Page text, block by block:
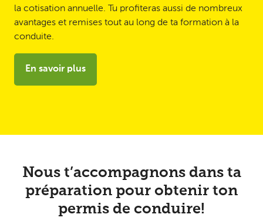
la cotisation annuelle. Tu profiteras aussi de nombreux
avantages et remises tout au long de ta formation à la
conduite.
En savoir plus
Nous t’accompagnons dans ta
préparation pour obtenir ton
permis de conduire!